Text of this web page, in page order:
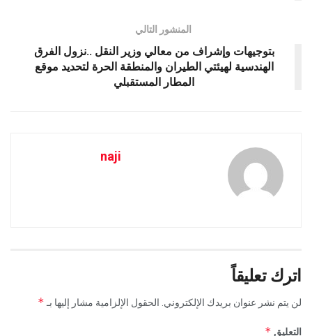
المنشور التالي
بتوجيهات وإشراف من معالي وزير النقل ..نزول الفرق
الهندسية لهيئتي الطيران والمنطقة الحرة لتحديد موقع
المطار المستقبلي
naji
اترك تعليقاً
لن يتم نشر عنوان بريدك الإلكتروني. الحقول الإلزامية مشار إليها بـ *
التعليق *